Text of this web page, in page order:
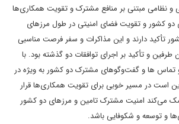
نظامی مبتنی بر منافع مشترک و تقویت همکاری‌ها
دو کشور و تقویت فضای امنیتی در طول مرزهای
تأکید دارند و این مذاکرات و سفر فرصت مناسبی
و تأکید بر اجرای توافقات دو گذشته بود. با
تماس ها و گفت‌‌وگوهای مشترک دو کشور به ویژه در
است در مسیر خوبی برای تقویت همکاری‌ها قرار
می‌کند امنیت مشترک تامین و مرزهای دو کشور
و توسعه و شکوفایی باشد.